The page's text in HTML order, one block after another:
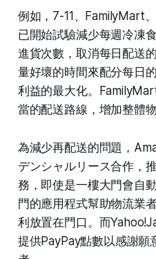
例如，7-11、FamilyMart
已開始試驗減少每週冷凍
進貨次數，取消每日配送
量好壞的時間來配分每日
利益的最大化。
當的配送路線，增加整體物
為減少再配送的問題，
デンシャルリース合作，
務，即使是一樓大門會自
門的應用程式幫助物流業
利放置在門口。而
提供PayPay點數以感謝願